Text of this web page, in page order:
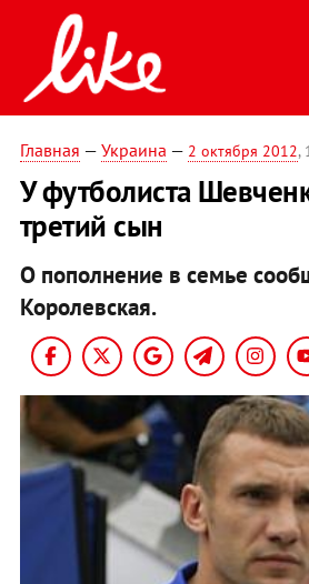
Главная — Украина — 2 октября 2012,
У футболиста
третий сын
О пополнение в семье
Королевская.